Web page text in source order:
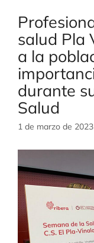
salud Pla
a la
durante
Salud
1 de marzo de 2023